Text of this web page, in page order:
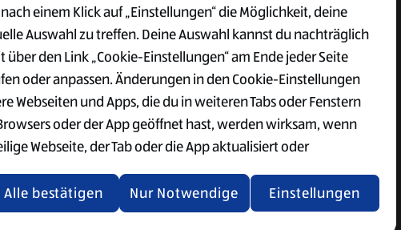
JOBS IN DER
VERWALTUNG
Ausbildung im Büro
Einkauf & Qualitätswesen
Supply Chain Management
IT
Einstiegsmöglichkeiten
ARBEITGEBER ALDI
SÜD
Vorteile
Gehalt
Standorte
Bewerbung
Internationale Karriere
einem Klick auf „Einstellungen“ die Möglichkeit, deine
Auswahl zu treffen. Deine Auswahl kannst du nachträglich
über den Link „Cookie-Einstellungen“ am Ende jeder Seite
oder anpassen. Änderungen in den Cookie-Einstellungen
Webseiten und Apps, die du in weiteren Tabs oder Fenstern
oder der App geöffnet hast, werden wirksam, wenn
Webseite, der Tab oder die App aktualisiert oder
und anschließend wieder geöffnet werden.
Informationen stellen wir dir in unserer Datenschutzerklärung
Einstellungen
Nur Notwendige
Alle bestätigen